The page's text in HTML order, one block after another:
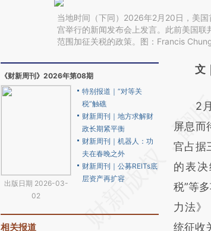
当地时间（下同）2026年2月20日，美
宫举行的新闻发布会上发言。此前美国
范围加征关税的政策。图：Francis
《财新周刊》2026年第08期
出版日期 2026-03-
02
特别报道｜“对等关
税”触礁
财新周刊｜地方求解财
政长期紧平衡
财新周刊｜机器人：功
夫在春晚之外
财新周刊｜公募REITs底
层资产再扩容
相关报道
请务
而成，
财新观
比对和
文
2月
屏息而
官占据
的表
税”等
力法》
统征收